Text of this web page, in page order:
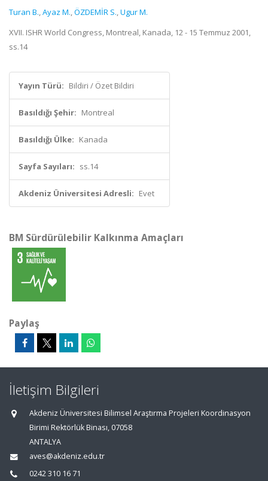
Turan B.,Ayaz M.,ÖZDEMİR S.,Ugur M.
XVII. ISHR World Congress, Montreal, Kanada, 12 - 15 Temmuz 2001,
ss.14
Yayın Türü: Bildiri / Özet Bildiri
Basıldığı Şehir: Montreal
Basıldığı Ülke: Kanada
Sayfa Sayıları: ss.14
Akdeniz Üniversitesi Adresli: Evet
BM Sürdürülebilir Kalkınma Amaçları
Paylaş
İletişim Bilgileri
Akdeniz Üniversitesi Bilimsel Araştırma Projeleri Koordinasyon
Birimi Rektörlük Binası, 07058
ANTALYA
aves@akdeniz.edu.tr
0242 310 16 71